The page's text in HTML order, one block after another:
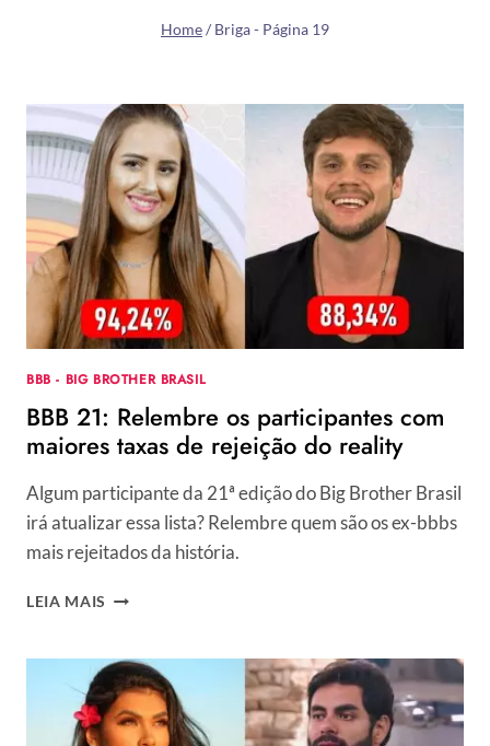
Home/ Briga- Página 19
BBB - BIG BROTHER BRASIL
BBB 21: Relembre os participantes com
maiores taxas de rejeição do reality
Algum participante da 21ª edição do Big Brother Brasil
irá atualizar essa lista? Relembre quem são os ex-bbbs
mais rejeitados da história.
LEIA MAIS BBB
OS
PARTICIPANTES
COM
MAIORES